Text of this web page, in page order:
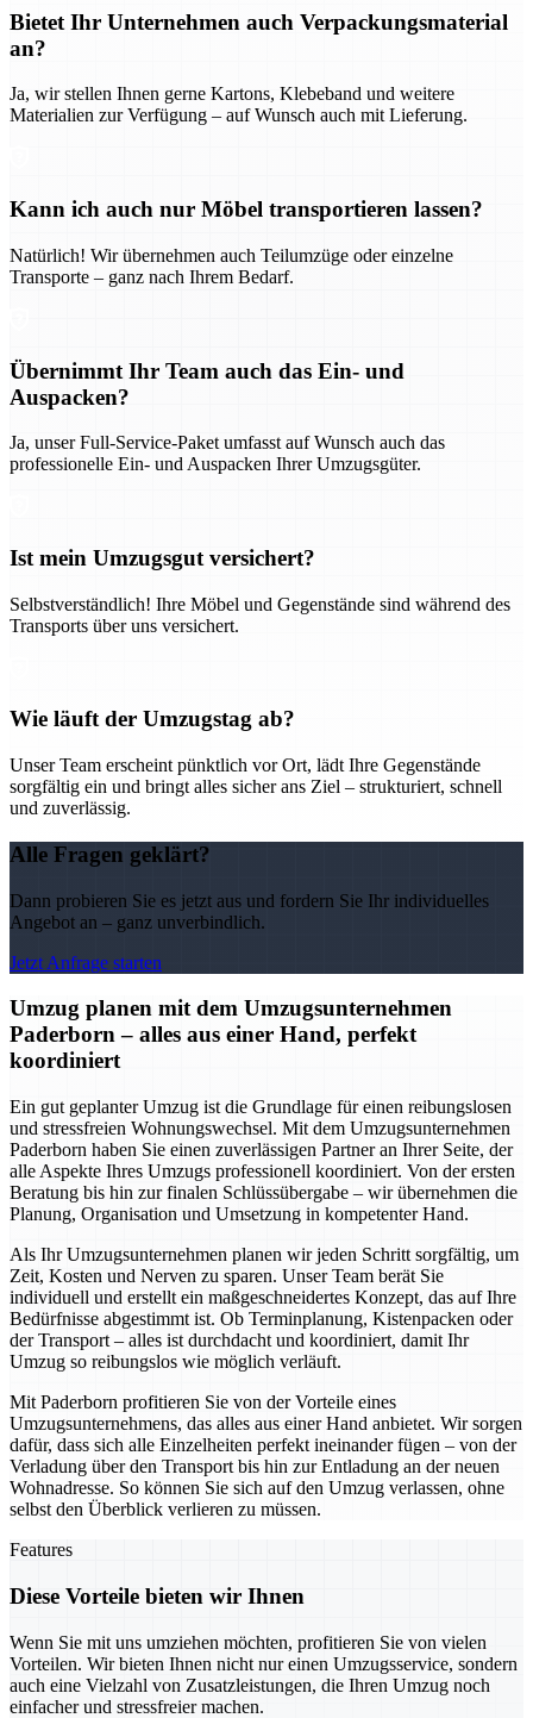
Bietet Ihr Unternehmen auch Verpackungsmaterial
an?
Ja, wir stellen Ihnen gerne Kartons, Klebeband und weitere
Materialien zur Verfügung – auf Wunsch auch mit Lieferung.
Kann ich auch nur Möbel transportieren lassen?
Natürlich! Wir übernehmen auch Teilumzüge oder einzelne
Transporte – ganz nach Ihrem Bedarf.
Übernimmt Ihr Team auch das Ein- und
Auspacken?
Ja, unser Full-Service-Paket umfasst auf Wunsch auch das
professionelle Ein- und Auspacken Ihrer Umzugsgüter.
Ist mein Umzugsgut versichert?
Selbstverständlich! Ihre Möbel und Gegenstände sind während des
Transports über uns versichert.
Wie läuft der Umzugstag ab?
Unser Team erscheint pünktlich vor Ort, lädt Ihre Gegenstände
sorgfältig ein und bringt alles sicher ans Ziel – strukturiert, schnell
und zuverlässig.
Alle Fragen geklärt?
Dann probieren Sie es jetzt aus und fordern Sie Ihr individuelles
Angebot an – ganz unverbindlich.
Jetzt Anfrage starten
Umzug planen mit dem Umzugsunternehmen
Paderborn – alles aus einer Hand, perfekt
koordiniert
Ein gut geplanter Umzug ist die Grundlage für einen reibungslosen
und stressfreien Wohnungswechsel. Mit dem Umzugsunternehmen
Paderborn haben Sie einen zuverlässigen Partner an Ihrer Seite, der
alle Aspekte Ihres Umzugs professionell koordiniert. Von der ersten
Beratung bis hin zur finalen Schlüssübergabe – wir übernehmen die
Planung, Organisation und Umsetzung in kompetenter Hand.
Als Ihr Umzugsunternehmen planen wir jeden Schritt sorgfältig, um
Zeit, Kosten und Nerven zu sparen. Unser Team berät Sie
individuell und erstellt ein maßgeschneidertes Konzept, das auf Ihre
Bedürfnisse abgestimmt ist. Ob Terminplanung, Kistenpacken oder
der Transport – alles ist durchdacht und koordiniert, damit Ihr
Umzug so reibungslos wie möglich verläuft.
Mit Paderborn profitieren Sie von der Vorteile eines
Umzugsunternehmens, das alles aus einer Hand anbietet. Wir sorgen
dafür, dass sich alle Einzelheiten perfekt ineinander fügen – von der
Verladung über den Transport bis hin zur Entladung an der neuen
Wohnadresse. So können Sie sich auf den Umzug verlassen, ohne
selbst den Überblick verlieren zu müssen.
Features
Diese Vorteile bieten wir Ihnen
Wenn Sie mit uns umziehen möchten, profitieren Sie von vielen
Vorteilen. Wir bieten Ihnen nicht nur einen Umzugsservice, sondern
auch eine Vielzahl von Zusatzleistungen, die Ihren Umzug noch
einfacher und stressfreier machen.